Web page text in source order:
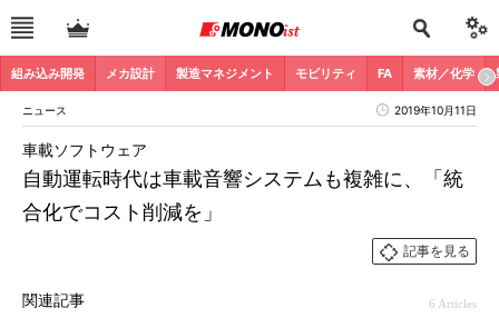
組み込み開発 メカ設計 製造マネジメント モビリティ FA 素材／化学
ニュース 2019年10月11日
自動運転時代は車載音響システムも複雑に、「統
合化でコスト削減を」
車載ソフトウェア
記事を見る
関連記事 6 Articles